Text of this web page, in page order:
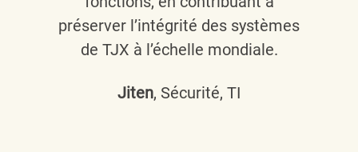
préserver l’intégrité des systèmes
de TJX à l’échelle mondiale.
Jiten, Sécurité, TI